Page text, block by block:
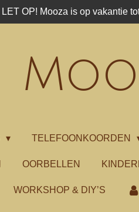
LET OP! Mooza is op vakantie
TELEFOONKOORDEN
OORBELLEN
WORKSHOP & DIY’S